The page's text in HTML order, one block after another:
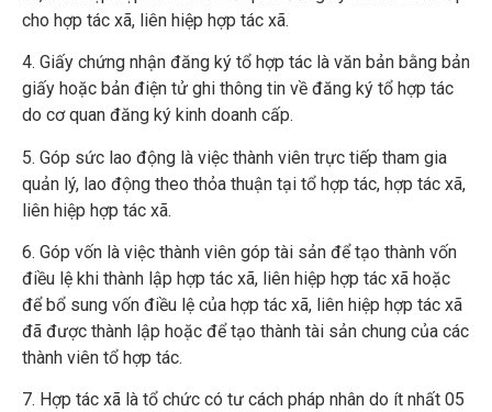
cho hợp tác xã, liên hiệp hợp tác xã.
4. Giấy chứng nhận đăng ký tổ hợp tác là văn bản bằng bản
giấy hoặc bản điện tử ghi thông tin về đăng ký tổ hợp tác
do cơ quan đăng ký kinh doanh cấp.
5. Góp sức lao động là việc thành viên trực tiếp tham gia
quản lý, lao động theo thỏa thuận tại tổ hợp tác, hợp tác xã,
liên hiệp hợp tác xã.
6. Góp vốn là việc thành viên góp tài sản để tạo thành vốn
điều lệ khi thành lập hợp tác xã, liên hiệp hợp tác xã hoặc
để bổ sung vốn điều lệ của hợp tác xã, liên hiệp hợp tác xã
đã được thành lập hoặc để tạo thành tài sản chung của các
thành viên tổ hợp tác.
7. Hợp tác xã là tổ chức có tư cách pháp nhân do ít nhất 05